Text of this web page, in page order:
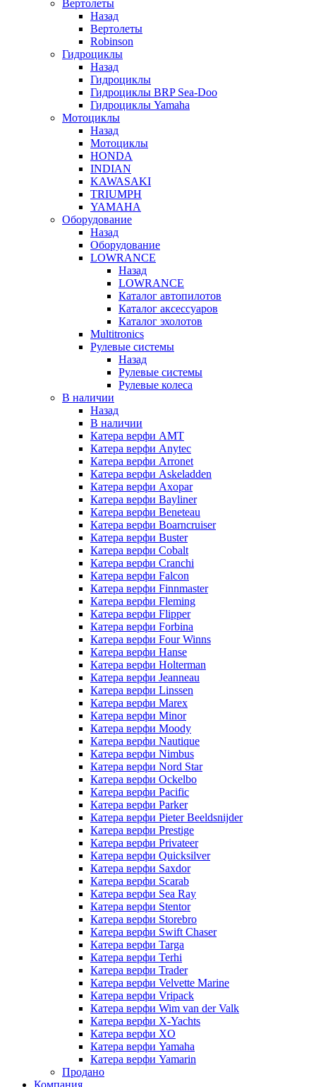
Вертолеты
Назад
Вертолеты
Robinson
Гидроциклы
Назад
Гидроциклы
Гидроциклы BRP Sea-Doo
Гидроциклы Yamaha
Мотоциклы
Назад
Мотоциклы
HONDA
INDIAN
KAWASAKI
TRIUMPH
YAMAHA
Оборудование
Назад
Оборудование
LOWRANCE
Назад
LOWRANCE
Каталог автопилотов
Каталог аксессуаров
Каталог эхолотов
Multitronics
Рулевые системы
Назад
Рулевые системы
Рулевые колеса
В наличии
Назад
В наличии
Катера верфи AMT
Катера верфи Anytec
Катера верфи Arronet
Катера верфи Askeladden
Катера верфи Axopar
Катера верфи Bayliner
Катера верфи Beneteau
Катера верфи Boarncruiser
Катера верфи Buster
Катера верфи Cobalt
Катера верфи Cranchi
Катера верфи Falcon
Катера верфи Finnmaster
Катера верфи Fleming
Катера верфи Flipper
Катера верфи Forbina
Катера верфи Four Winns
Катера верфи Hanse
Катера верфи Holterman
Катера верфи Jeanneau
Катера верфи Linssen
Катера верфи Marex
Катера верфи Minor
Катера верфи Moody
Катера верфи Nautique
Катера верфи Nimbus
Катера верфи Nord Star
Катера верфи Ockelbo
Катера верфи Pacific
Катера верфи Parker
Катера верфи Pieter Beeldsnijder
Катера верфи Prestige
Катера верфи Privateer
Катера верфи Quicksilver
Катера верфи Saxdor
Катера верфи Scarab
Катера верфи Sea Ray
Катера верфи Stentor
Катера верфи Storebro
Катера верфи Swift Chaser
Катера верфи Targa
Катера верфи Terhi
Катера верфи Trader
Катера верфи Velvette Marine
Катера верфи Vripack
Катера верфи Wim van der Valk
Катера верфи X-Yachts
Катера верфи XO
Катера верфи Yamaha
Катера верфи Yamarin
Продано
Компания